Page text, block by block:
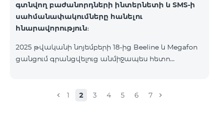
Beeline և Tele2 ցանցեր, 500 SMS, 200 ՄԲ
ռոումինգում, 60 TV ալիք։ «BeFree 5000 unlimit»
սակագնային փաթեթի ամսավճարը կազմում է
սակագնային փաթեթը կդադարի գ
գտնվող բաժանորդների ինտերնետի և SMS-ի
սահմանափակումները հանելու
հնարավորություն։
2025 թվականի նոյեմբերի 18-ից Beeline և Megafon
ցանցում գրանցվելուց անմիջապես հետո
էջին։ Ստուգումը հաջողությամբ անցնելուց հետո
1 2 3 4 5 6 7